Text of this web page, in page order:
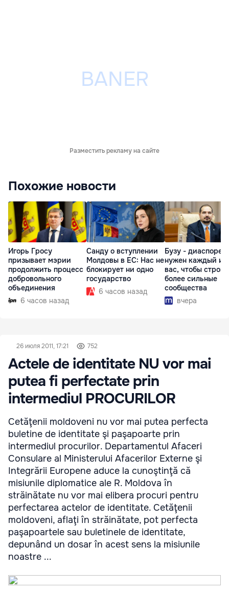
Разместить рекламу на сайте
Похожие новости
Игорь Гросу
призывает мэрии
продолжить процесс
добровольного
объединения
6 часов назад
Санду о вступлении
Молдовы в ЕС: Нас не
блокирует ни одно
государство
6 часов назад
Бузу - диаспоре:
нужен каждый из
вас, чтобы
более сильные
сообщества
вчера
26 июля 2011, 17:21 752
Actele de identitate NU vor mai
putea fi perfectate prin
intermediul PROCURILOR
Cetăţenii moldoveni nu vor mai putea perfecta
buletine de identitate şi paşapoarte prin
intermediul procurilor. Departamentul Afaceri
Consulare al Ministerului Afacerilor Externe şi
Integrării Europene aduce la cunoştinţă că
misiunile diplomatice ale R. Moldova în
străinătate nu vor mai elibera procuri pentru
perfectarea actelor de identitate. Cetăţenii
moldoveni, aflaţi în străinătate, pot perfecta
paşapoartele sau buletinele de identitate,
depunând un dosar în acest sens la misiunile
noastre ...